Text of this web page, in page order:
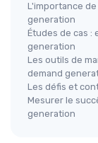
L'importance
generation
Études de cas :
generation
Les outils de
demand
Les défis et
Mesurer le
generation